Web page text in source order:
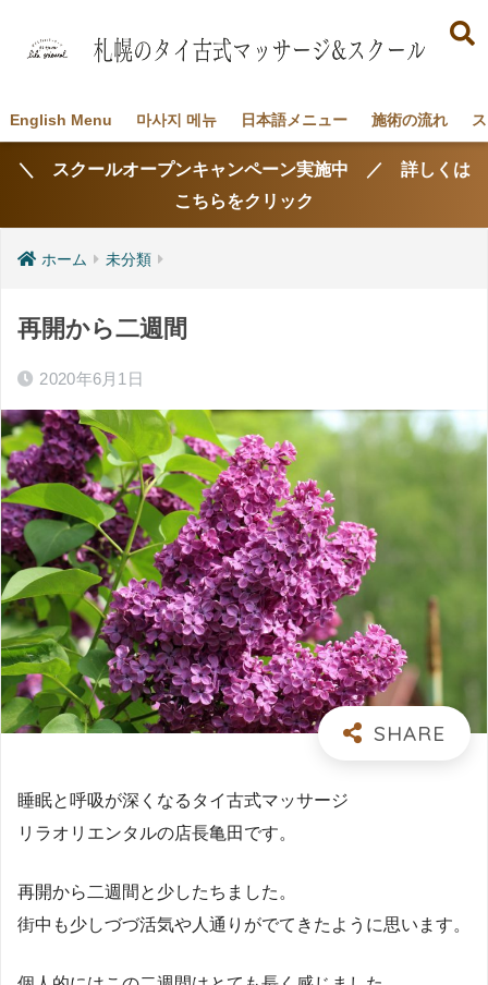
English Menu 마사지 메뉴 日本語メニュー 施術の流れ
＼ スクールオープンキャンペーン実施中 ／ 詳しくは
こちらをクリック
ホーム 未分類
再開から二週間
2020年6月1日
睡眠と呼吸が深くなるタイ古式マッサージ
リラオリエンタルの店長亀田です。
再開から二週間と少したちました。
街中も少しづづ活気や人通りがでてきたように思います。